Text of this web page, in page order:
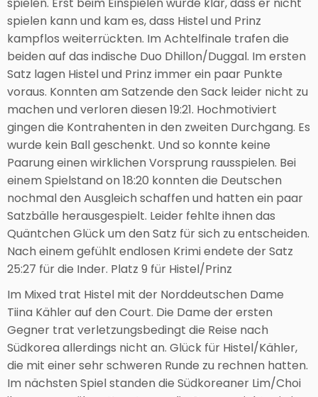
spielen. Erst beim Einspielen wurde klar, dass er nicht
spielen kann und kam es, dass Histel und Prinz
kampflos weiterrückten. Im Achtelfinale trafen die
beiden auf das indische Duo Dhillon/Duggal. Im ersten
Satz lagen Histel und Prinz immer ein paar Punkte
voraus. Konnten am Satzende den Sack leider nicht zu
machen und verloren diesen 19:21. Hochmotiviert
gingen die Kontrahenten in den zweiten Durchgang. Es
wurde kein Ball geschenkt. Und so konnte keine
Paarung einen wirklichen Vorsprung rausspielen. Bei
einem Spielstand on 18:20 konnten die Deutschen
nochmal den Ausgleich schaffen und hatten ein paar
Satzbälle herausgespielt. Leider fehlte ihnen das
Quäntchen Glück um den Satz für sich zu entscheiden.
Nach einem gefühlt endlosen Krimi endete der Satz
25:27 für die Inder. Platz 9 für Histel/Prinz
Im Mixed trat Histel mit der Norddeutschen Dame
Tiina Kähler auf den Court. Die Dame der ersten
Gegner trat verletzungsbedingt die Reise nach
Südkorea allerdings nicht an. Glück für Histel/Kähler,
die mit einer sehr schweren Runde zu rechnen hatten.
Im nächsten Spiel standen die Südkoreaner Lim/Choi